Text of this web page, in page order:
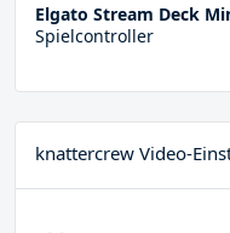
Elgato Stream Deck
Spielcontroller
knattercrew Video-